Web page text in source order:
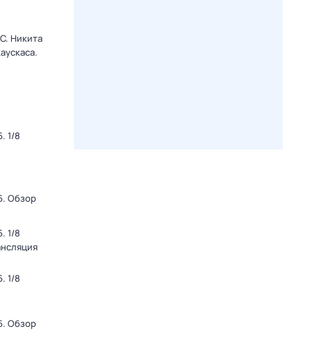
Никита
1/8
Обзор
1/8
1/8
Обзор